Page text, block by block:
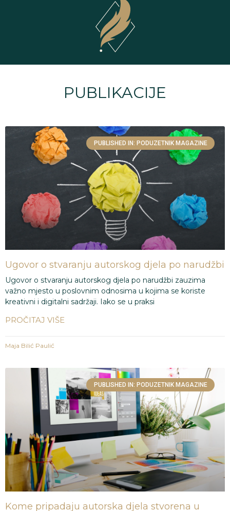
PUBLIKACIJE
PUBLISHED IN: PODUZETNIK MAGAZINE
Ugovor o stvaranju autorskog djela po narudžbi
Ugovor o stvaranju autorskog djela po narudžbi zauzima
važno mjesto u poslovnim odnosima u kojima se koriste
kreativni i digitalni sadržaji. Iako se u praksi
PROČITAJ VIŠE
Maja Bilić Paulić
PUBLISHED IN: PODUZETNIK MAGAZINE
Kome pripadaju autorska djela stvorena u